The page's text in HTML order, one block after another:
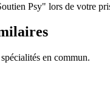
Psy" lors de votre
spécialités en commun.